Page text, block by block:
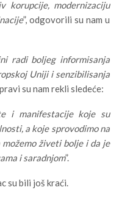
korupcije, modernizaciju
”, odgovorili su nam u
radi boljeg informisanja
Uniji i senzibilisanja
su nam rekli sledeće:
i manifestacije koje su
a koje sprovodimo na
živeti bolje i da je
i saradnjom”.
su bili još kraći.